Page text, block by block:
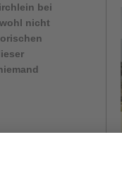
bei
nicht